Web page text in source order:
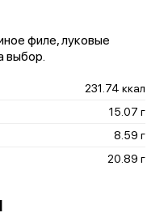
филе, луковые
выбор.
231.74 ккал
15.07 г
8.59 г
20.89 г